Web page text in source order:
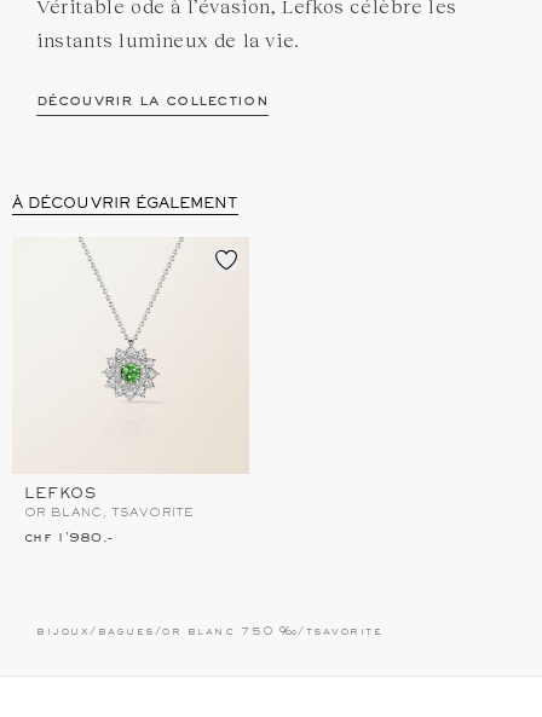
Véritable ode à l’évasion, Lefkos célèbre les
instants lumineux de la vie.
découvrir la collection
À DÉCOUVRIR ÉGALEMENT
LEFKOS
OR BLANC, TSAVORITE
chf 1'980.–
bijoux / bagues / or blanc 750 ‰/ tsavorite